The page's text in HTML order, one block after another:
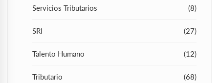
Servicios Tributarios (8)
SRI (27)
Talento Humano (12)
Tributario (68)